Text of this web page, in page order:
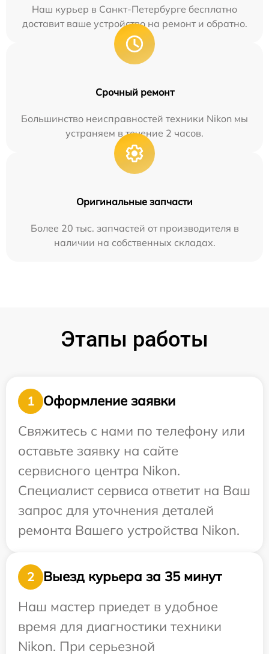
Наш курьер в Санкт-Петербурге бесплатно
доставит ваше устройство на ремонт и обратно.
Срочный ремонт
Большинство неисправностей техники Nikon мы
устраняем в течение 2 часов.
Оригинальные запчасти
Более 20 тыс. запчастей от производителя в
наличии на собственных складах.
Этапы работы
1
Оформление заявки
Свяжитесь с нами по телефону или
оставьте заявку на сайте
сервисного центра Nikon.
Специалист сервиса ответит на Ваш
запрос для уточнения деталей
ремонта Вашего устройства Nikon.
2
Выезд курьера за 35 минут
Наш мастер приедет в удобное
время для диагностики техники
Nikon. При серьезной